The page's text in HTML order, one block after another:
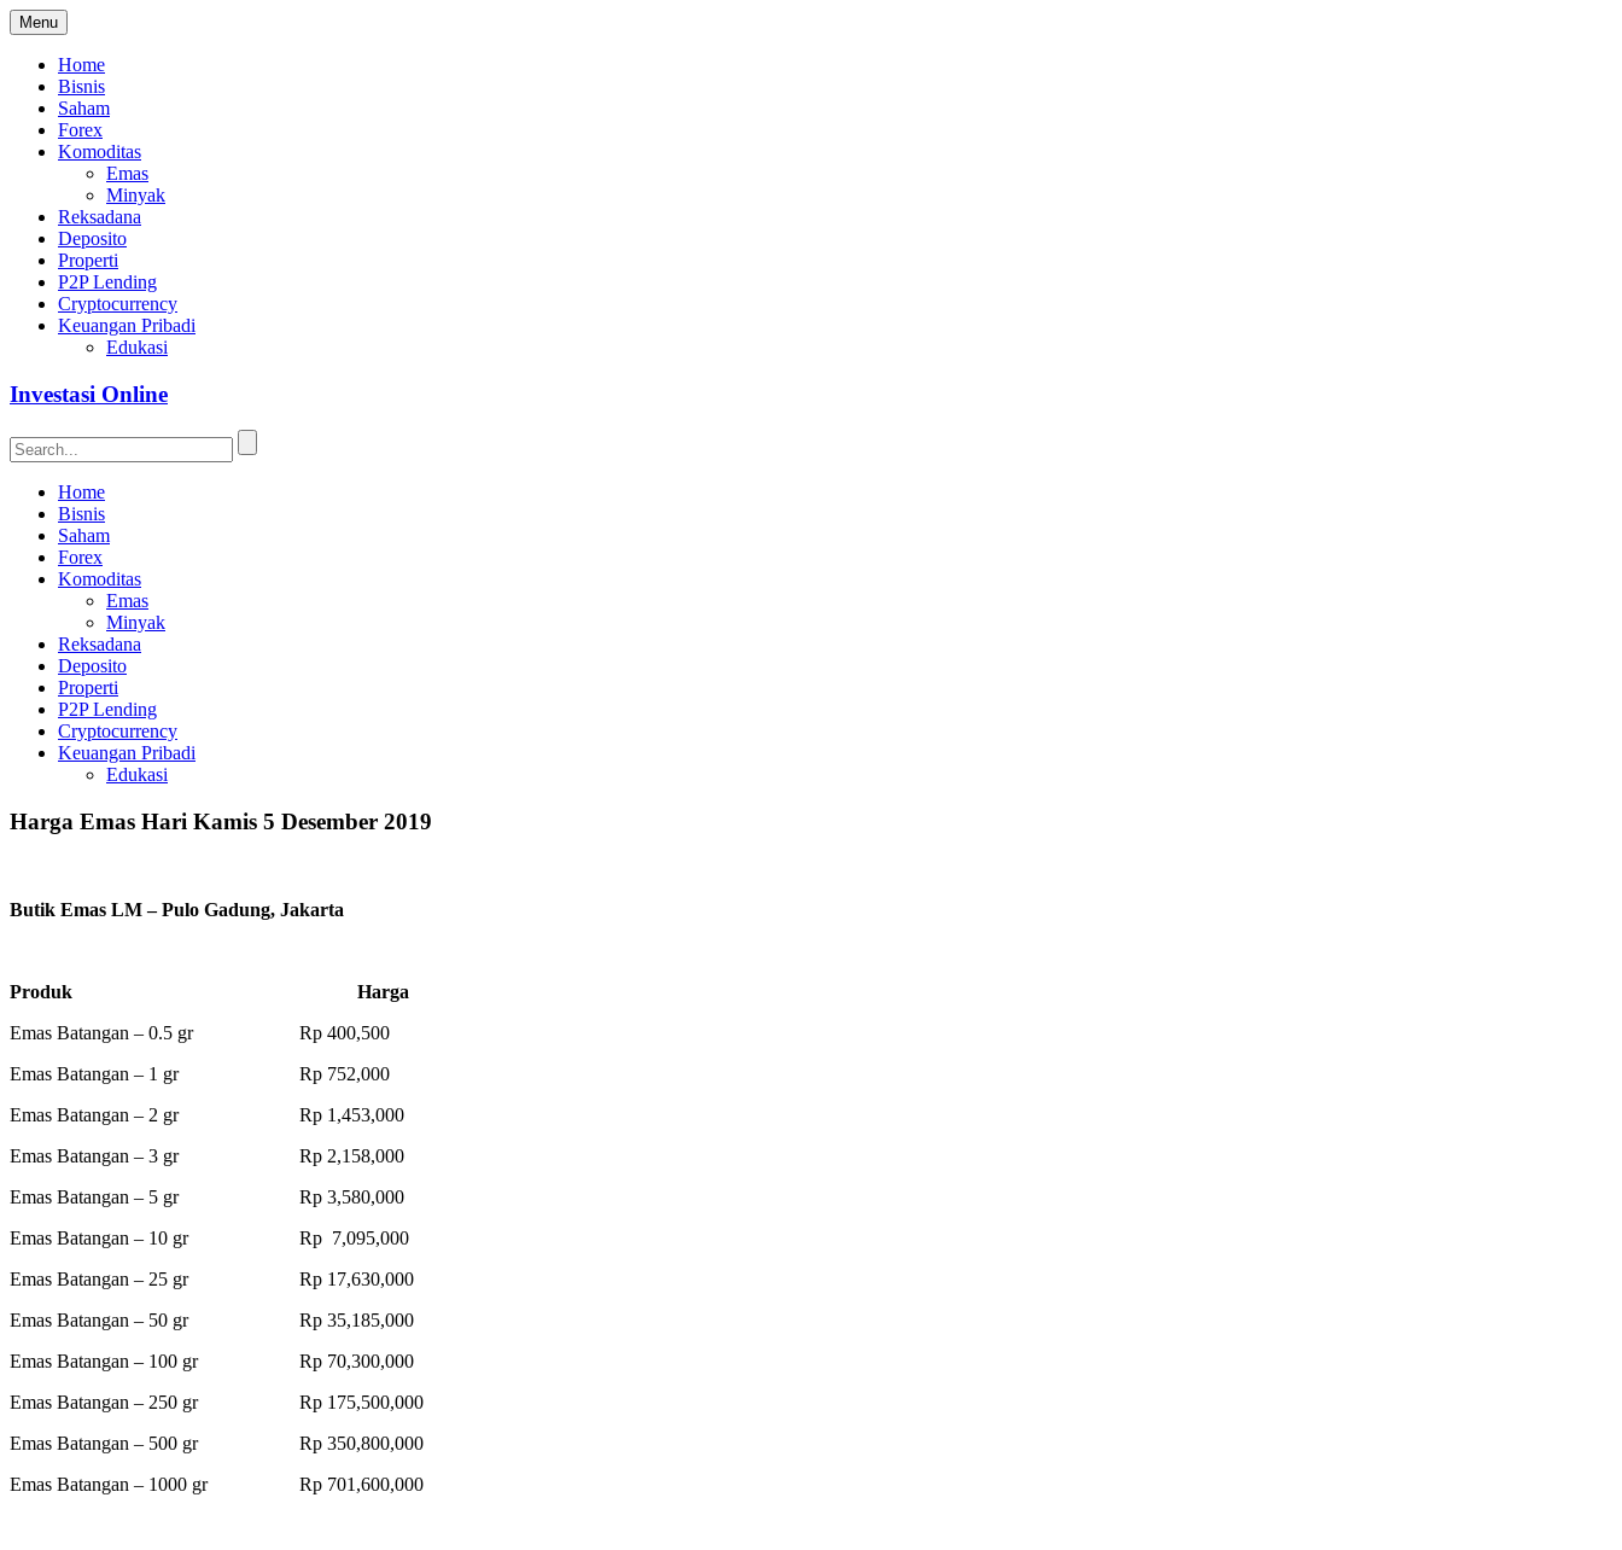
Menu
Home
Bisnis
Saham
Forex
Komoditas
Emas
Minyak
Reksadana
Deposito
Properti
P2P Lending
Cryptocurrency
Keuangan Pribadi
Edukasi
Investasi Online
Home
Bisnis
Saham
Forex
Komoditas
Emas
Minyak
Reksadana
Deposito
Properti
P2P Lending
Cryptocurrency
Keuangan Pribadi
Edukasi
Harga Emas Hari Kamis 5 Desember 2019
Butik Emas LM – Pulo Gadung, Jakarta
Produk Harga
Emas Batangan – 0.5 gr Rp 400,500
Emas Batangan – 1 gr Rp 752,000
Emas Batangan – 2 gr Rp 1,453,000
Emas Batangan – 3 gr Rp 2,158,000
Emas Batangan – 5 gr Rp 3,580,000
Emas Batangan – 10 gr Rp 7,095,000
Emas Batangan – 25 gr Rp 17,630,000
Emas Batangan – 50 gr Rp 35,185,000
Emas Batangan – 100 gr Rp 70,300,000
Emas Batangan – 250 gr Rp 175,500,000
Emas Batangan – 500 gr Rp 350,800,000
Emas Batangan – 1000 gr Rp 701,600,000